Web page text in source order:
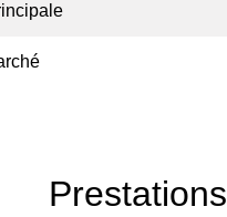
Prestations